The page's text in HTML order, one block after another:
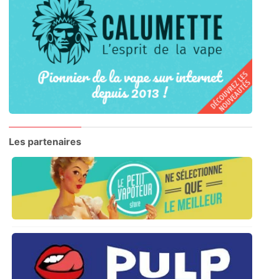
Les partenaires